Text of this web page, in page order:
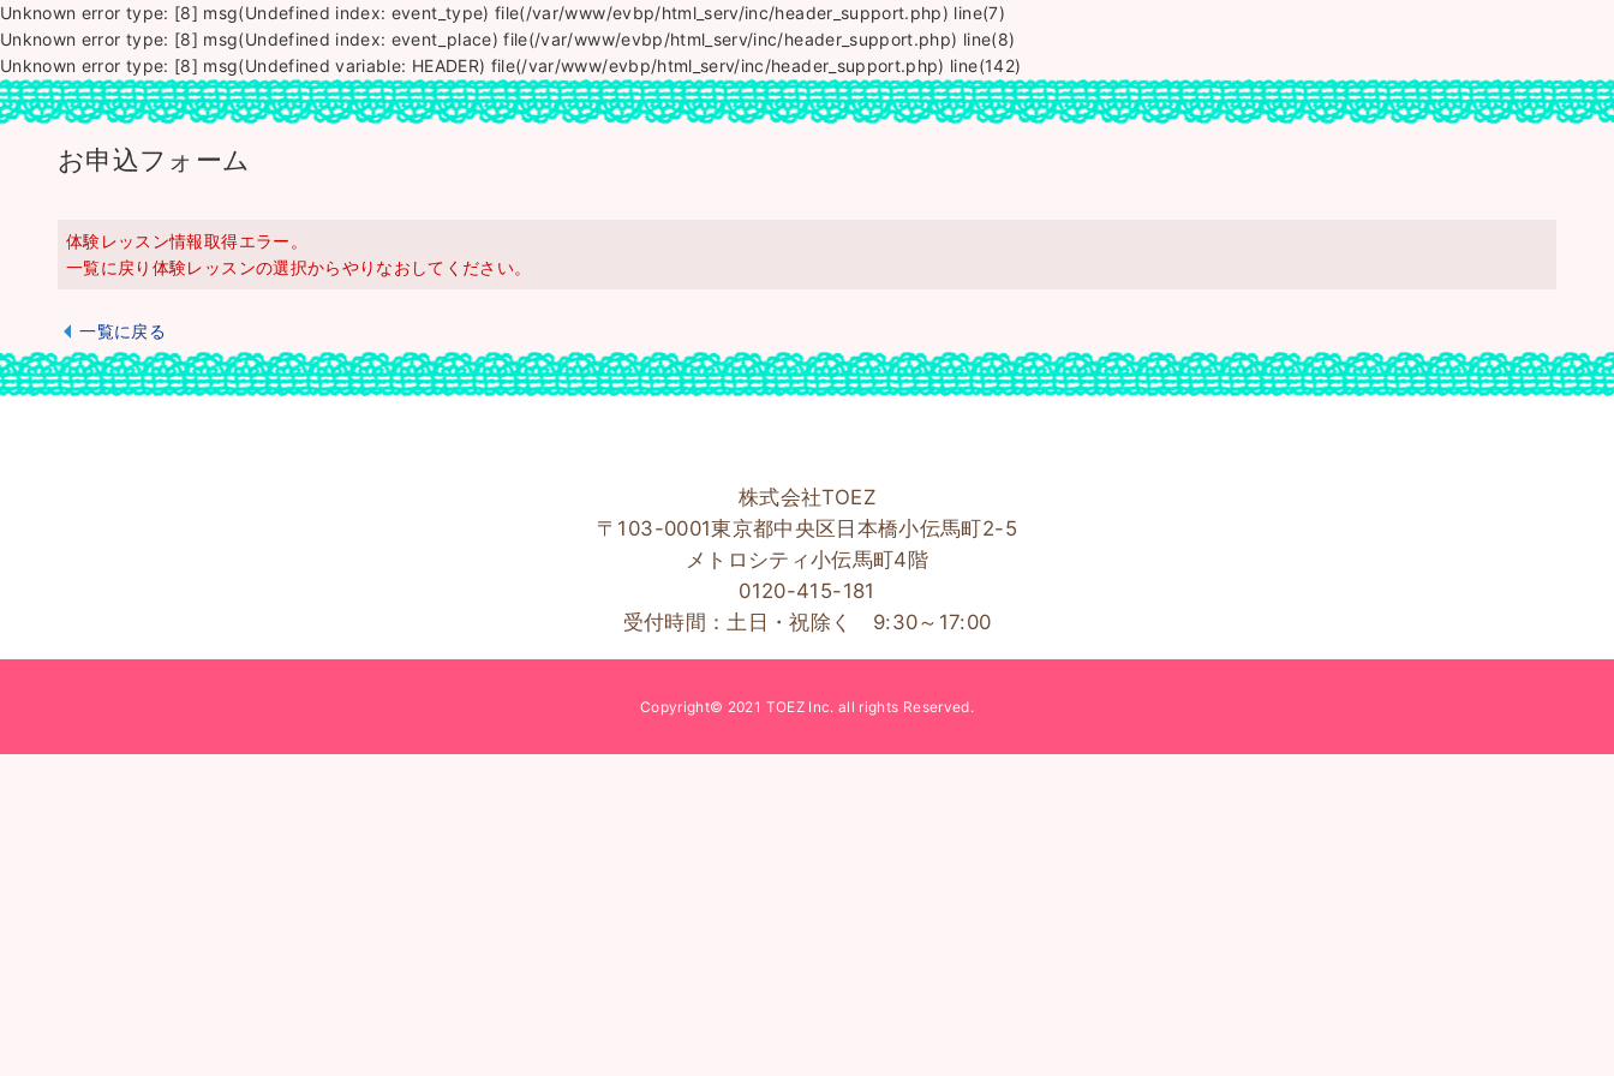
Unknown error type: [8] msg(Undefined index: event_type) file(/var/www/evbp/html_serv/inc/header_support.php) line(7)
Unknown error type: [8] msg(Undefined index: event_place) file(/var/www/evbp/html_serv/inc/header_support.php) line(8)
Unknown error type: [8] msg(Undefined variable: HEADER) file(/var/www/evbp/html_serv/inc/header_support.php) line(142)
お申込フォーム
体験レッスン情報取得エラー。
一覧に戻り体験レッスンの選択からやりなおしてください。
一覧に戻る
株式会社TOEZ
〒103-0001東京都中央区日本橋小伝馬町2-5
メトロシティ小伝馬町4階
0120-415-181
受付時間：土日・祝除く 9:30～17:00
Copyright© 2021 TOEZ Inc. all rights Reserved.